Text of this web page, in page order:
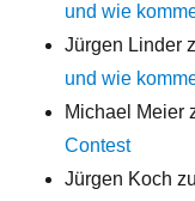
und wie
Jürgen Linder
und wie
Michael Meier
Contest
Jürgen Koch